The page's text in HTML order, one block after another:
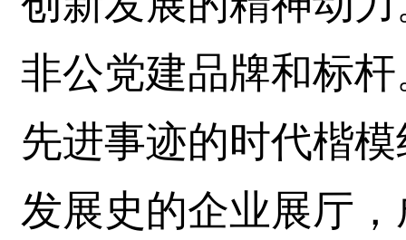
非公党建品牌和标
先进事迹的时代楷
发展史的企业展厅